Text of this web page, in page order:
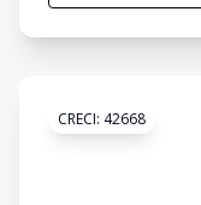
CRECI: 42668